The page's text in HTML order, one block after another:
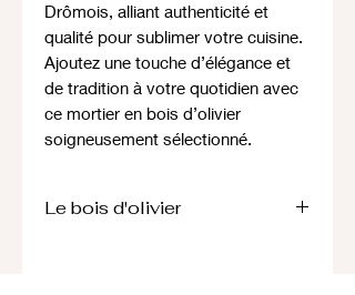
Drômois, alliant authenticité et
qualité pour sublimer votre cuisine.
Ajoutez une touche d’élégance et
de tradition à votre quotidien avec
ce mortier en bois d’olivier
soigneusement sélectionné.
Le bois d'olivier